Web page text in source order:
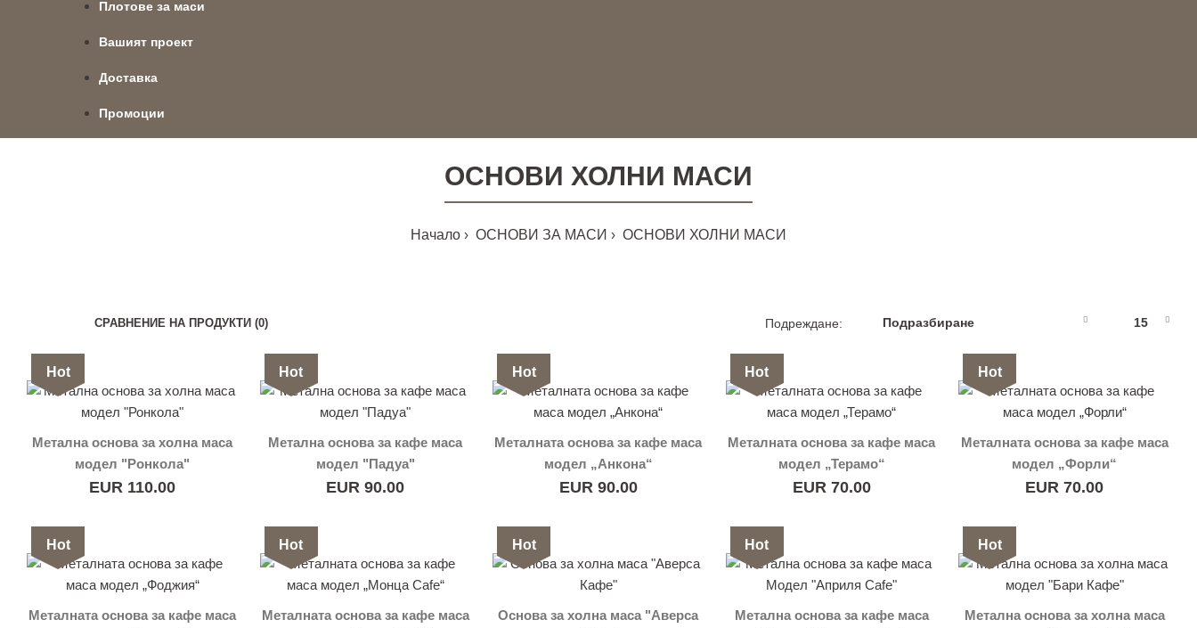
Плотове за маси
Вашият проект
Доставка
Промоции
ОСНОВИ ХОЛНИ МАСИ
Начало ОСНОВИ ЗА МАСИ ОСНОВИ ХОЛНИ МАСИ
СРАВНЕНИЕ НА ПРОДУКТИ (0) Подреждане:
Hot
Метална основа за холна маса
модел "Ронкола"
EUR 110.00
Hot
Метална основа за кафе маса
модел "Падуа"
EUR 90.00
Hot
Металната основа за кафе маса
модел „Анкона“
EUR 90.00
Hot
Металната основа за кафе маса
модел „Терамо“
EUR 70.00
Hot
Металната основа за кафе маса
модел „Форли“
EUR 70.00
Hot
Металната основа за кафе маса
Hot
Металната основа за кафе маса
Hot
Основа за холна маса "Аверса
Hot
Метална основа за кафе маса
Hot
Метална основа за холна маса